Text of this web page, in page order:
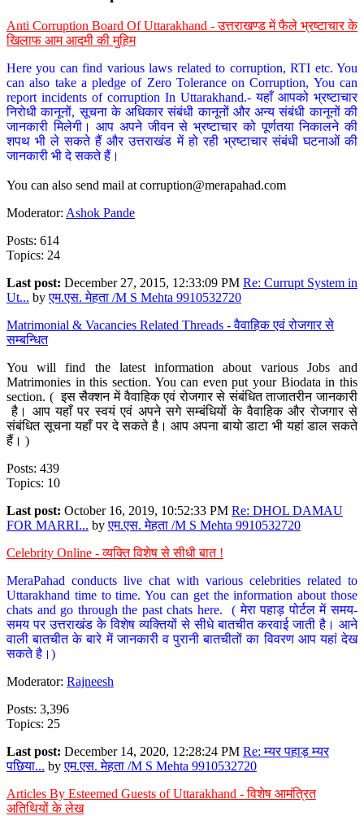
Anti Corruption Board Of Uttarakhand - उत्तराखण्ड में फैले भ्रष्टाचार के
खिलाफ आम आदमी की मुहिम
Here you can find various laws related to corruption, RTI etc. You
can also take a pledge of Zero Tolerance on Corruption, You can
report incidents of corruption In Uttarakhand.- यहाँ आपको भ्रष्टाचार
निरोधी कानूनों, सूचना के अधिकार संबंधी कानूनों और अन्य संबंधी कानूनों की
जानकारी मिलेगी। आप अपने जीवन से भ्रष्टाचार को पूर्णतया निकालने की
शपथ भी ले सकते हैं और उत्तराखंड में हो रही भ्रष्टाचार संबंधी घटनाओं की
जानकारी भी दे सकते हैं।
You can also send mail at corruption@merapahad.com
Moderator: Ashok Pande
Posts: 614
Topics: 24
Last post: December 27, 2015, 12:33:09 PM Re: Currupt System in
Ut... byएम.एस. मेहता /M S Mehta 9910532720
Matrimonial & Vacancies Related Threads - वैवाहिक एवं रोजगार से
सम्बन्धित
You will find the latest information about various Jobs and
Matrimonies in this section. You can even put your Biodata in this
section. ( इस सैक्शन में वैवाहिक एवं रोजगार से संबंधित ताजातरीन जानकारी
है। आप यहाँ पर स्वयं एवं अपने सगे सम्बंधियों के वैवाहिक और रोजगार से
संबंधित सूचना यहाँ पर दे सकते है। आप अपना बायो डाटा भी यहां डाल सकते
हैं। )
Posts: 439
Topics: 10
Last post: October 16, 2019, 10:52:33 PM Re: DHOL DAMAU
FOR MARRI... byएम.एस. मेहता /M S Mehta 9910532720
Celebrity Online - व्यक्ति विशेष से सीधी बात !
MeraPahad conducts live chat with various celebrities related to
Uttarakhand time to time. You can get the information about those
chats and go through the past chats here. ( मेरा पहाड़ पोर्टल में समय-
समय पर उत्तराखंड के विशेष व्यक्तियों से सीधे बातचीत करवाई जाती है। आने
वाली बातचीत के बारे में जानकारी व पुरानी बातचीतों का विवरण आप यहां देख
सकते है।)
Moderator: Rajneesh
Posts: 3,396
Topics: 25
Last post: December 14, 2020, 12:28:24 PM Re: म्यर पहाड़ म्यर
पछिया... byएम.एस. मेहता /M S Mehta 9910532720
Articles By Esteemed Guests of Uttarakhand - विशेष आमंत्रित
अतिथियों के लेख